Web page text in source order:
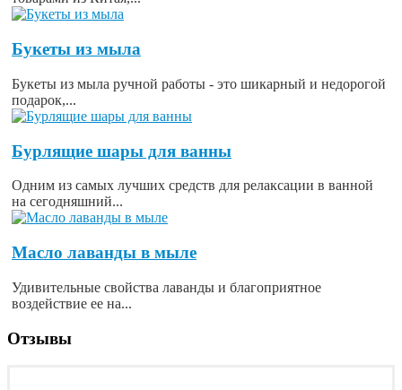
Букеты из мыла
Букеты из мыла ручной работы - это шикарный и недорогой
подарок,...
Бурлящие шары для ванны
Одним из самых лучших средств для релаксации в ванной
на сегодняшний...
Масло лаванды в мыле
Удивительные свойства лаванды и благоприятное
воздействие ее на...
Отзывы